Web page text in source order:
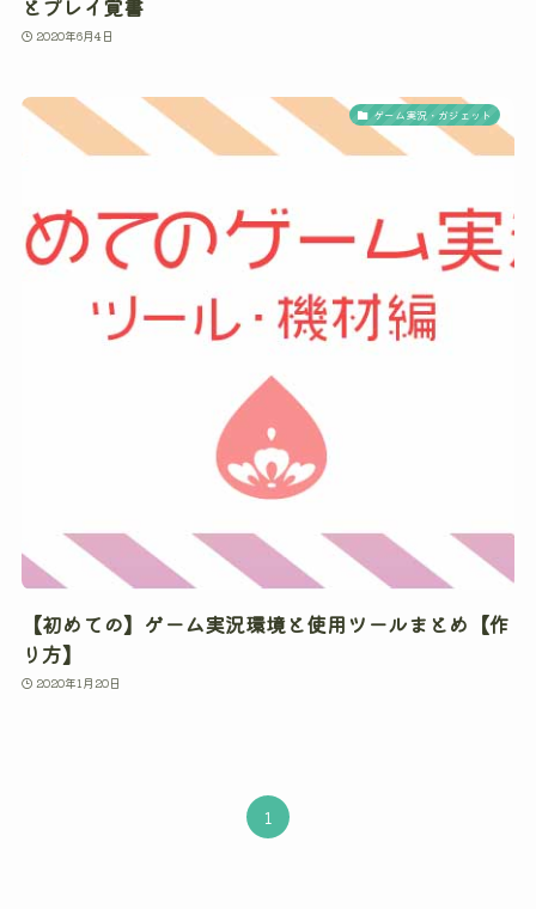
とプレイ覚書
2020年6月4日
ゲーム実況・ガジェット
【初めての】ゲーム実況環境と使用ツールまとめ【作
り方】
2020年1月20日
1